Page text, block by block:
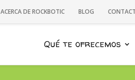
ACERCA DE ROCKBOTIC BLOG
Qué te ofrecemos